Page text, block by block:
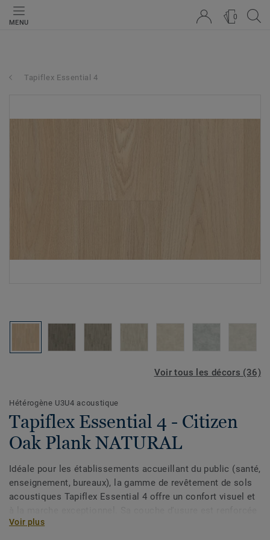
MENU
0
Tapiflex Essential 4
Voir tous les décors (36)
Hétérogène U3U4 acoustique
Tapiflex Essential 4 - Citizen
Oak Plank NATURAL
Idéale pour les établissements accueillant du public (santé,
enseignement, bureaux), la gamme de revêtement de sols
acoustiques Tapiflex Essential 4 offre un confort visuel et
par un traitement en polyuréthane. 100 % recyclable, le PVC
Voir plus